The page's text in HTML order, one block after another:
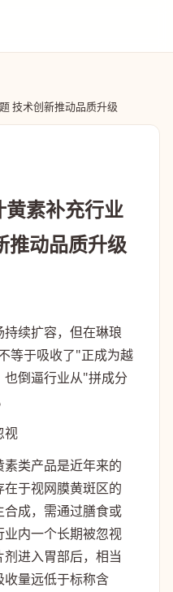
技术创新推动品质升级
素补充行业
推动品质升级
续扩容，但在琳琅
等于吸收了"正成为越
倒逼行业从"拼成分
视
类产品是近年来的
于视网膜黄斑区的
成，需通过膳食或
内一个长期被忽视
进入胃部后，相当
收量远低于标称含